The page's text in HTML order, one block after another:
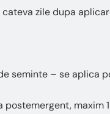
zile dupa
seminte – se aplica
postemergent, maxim